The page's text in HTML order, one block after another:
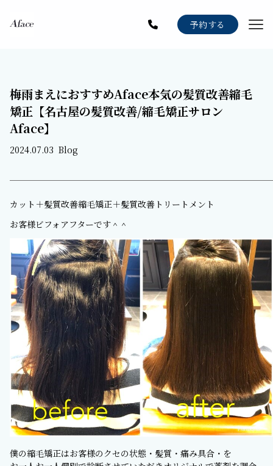
予約する
Blog
News
梅雨まえにおすすめAface本気の髪質改善縮毛
矯正【名古屋の髪質改善/縮毛矯正サロン
Aface】
2024.07.03 Blog
カット＋髪質改善縮毛矯正＋髪質改善トリートメント
お客様ビフォアフターです＾＾
僕の縮毛矯正はお客様のクセの状態・髪質・痛み具合・を